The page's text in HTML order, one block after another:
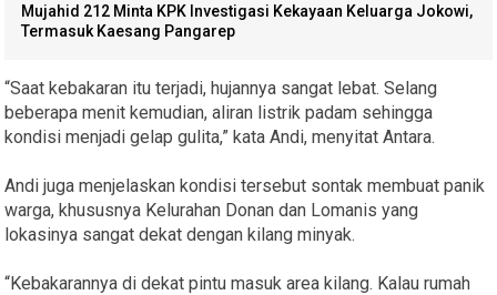
Mujahid 212 Minta KPK Investigasi Kekayaan Keluarga Jokowi,
Termasuk Kaesang Pangarep
“Saat kebakaran itu terjadi, hujannya sangat lebat. Selang
beberapa menit kemudian, aliran listrik padam sehingga
kondisi menjadi gelap gulita,” kata Andi, menyitat Antara.
Andi juga menjelaskan kondisi tersebut sontak membuat panik
warga, khususnya Kelurahan Donan dan Lomanis yang
lokasinya sangat dekat dengan kilang minyak.
“Kebakarannya di dekat pintu masuk area kilang. Kalau rumah